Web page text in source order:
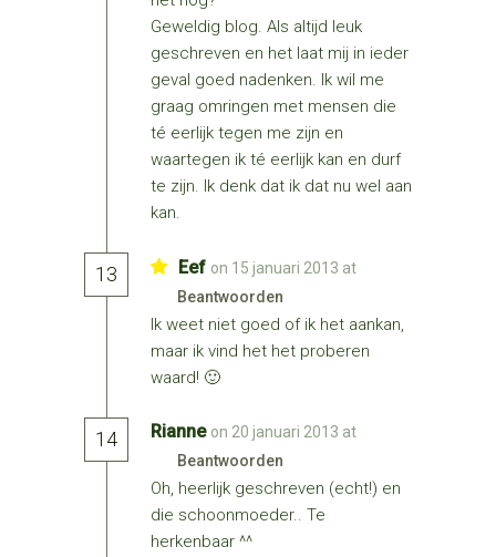
Geweldig blog. Als altijd leuk
geschreven en het laat mij in ieder
geval goed nadenken. Ik wil me
graag omringen met mensen die
té eerlijk tegen me zijn en
waartegen ik té eerlijk kan en durf
te zijn. Ik denk dat ik dat nu wel aan
kan.
13 Eef on 15 januari 2013 at
Beantwoorden
Ik weet niet goed of ik het aankan,
maar ik vind het het proberen
waard! 🙂
14 Rianne on 20 januari 2013 at
Beantwoorden
Oh, heerlijk geschreven (echt!) en
die schoonmoeder.. Te
herkenbaar ^^